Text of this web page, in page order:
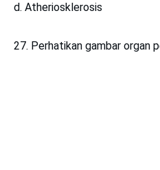
d. Atheriosklerosis
27. Perhatikan gambar organ